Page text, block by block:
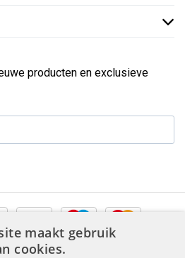
producten en exclusieve
maakt gebruik
cookies.